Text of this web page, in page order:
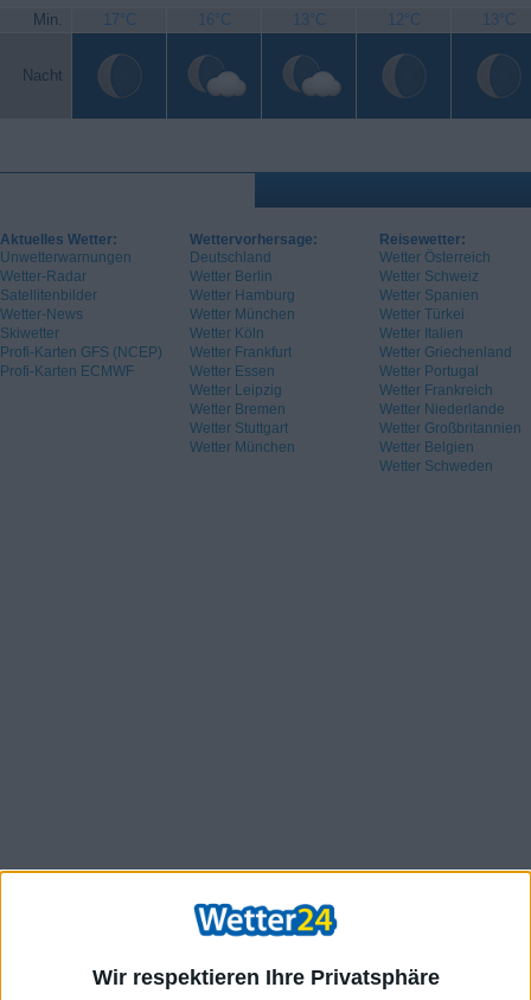
Wir respektieren Ihre Privatsphäre
Min. 17°C 16°C 13°C 12°C 13°C
Nacht
Aktuelles Wetter:
Unwetterwarnungen
Wetter-Radar
Satellitenbilder
Wetter-News
Skiwetter
Profi-Karten GFS (NCEP)
Profi-Karten ECMWF
Wettervorhersage:
Deutschland
Wetter Berlin
Wetter Hamburg
Wetter München
Wetter Köln
Wetter Frankfurt
Wetter Essen
Wetter Leipzig
Wetter Bremen
Wetter Stuttgart
Wetter München
Reisewetter:
Wetter Österreich
Wetter Schweiz
Wetter Spanien
Wetter Türkei
Wetter Italien
Wetter Griechenland
Wetter Portugal
Wetter Frankreich
Wetter Niederlande
Wetter Großbritannien
Wetter Belgien
Wetter Schweden